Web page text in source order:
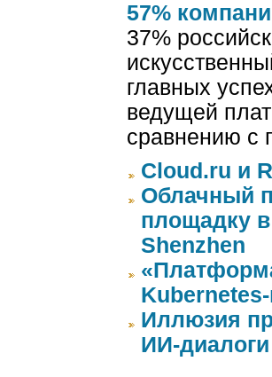
57%
37%
главных
ведущей
сравнению с
Cloud.ru и
Облачный
площадку в
Shenzhen
Иллюзия
ИИ-